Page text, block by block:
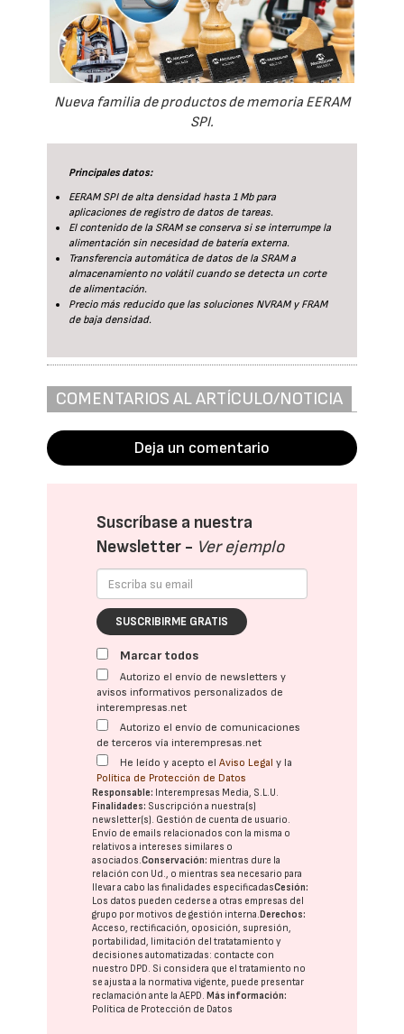
Nueva familia de productos de memoria EERAM
SPI.
Principales datos:
EERAM SPI de alta densidad hasta 1 Mb para
aplicaciones de registro de datos de tareas.
El contenido de la SRAM se conserva si se interrumpe la
alimentación sin necesidad de batería externa.
Transferencia automática de datos de la SRAM a
almacenamiento no volátil cuando se detecta un corte
de alimentación.
Precio más reducido que las soluciones NVRAM y FRAM
de baja densidad.
COMENTARIOS AL ARTÍCULO/NOTICIA
Deja un comentario
Suscríbase a nuestra
Newsletter - Ver ejemplo
SUSCRIBIRME GRATIS
Marcar todos
Autorizo el envío de newsletters y
avisos informativos personalizados de
interempresas.net
Autorizo el envío de comunicaciones
de terceros vía interempresas.net
He leído y acepto elAviso Legal y la
Política de Protección de Datos
Responsable: Interempresas Media, S.L.U.
Finalidades: Suscripción a nuestra(s)
newsletter(s). Gestión de cuenta de usuario.
Envío de emails relacionados con la misma o
relativos a intereses similares o
asociados.Conservación: mientras dure la
relación con Ud., o mientras sea necesario para
llevar a cabo las finalidades especificadasCesión:
Los datos pueden cederse a otras empresas del
grupo por motivos de gestión interna. Derechos:
Acceso, rectificación, oposición, supresión,
portabilidad, limitación del tratatamiento y
decisiones automatizadas: contacte con
nuestro DPD. Si considera que el tratamiento no
se ajusta a la normativa vigente, puede presentar
reclamación ante laAEPD. Más información:
Política de Protección de Datos